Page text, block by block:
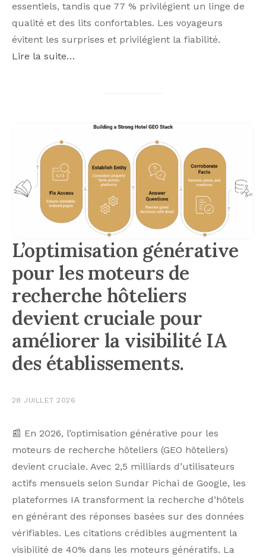
essentiels, tandis que 77 % privilégient un linge de
qualité et des lits confortables. Les voyageurs
évitent les surprises et privilégient la fiabilité.
Lire la suite…
L’optimisation générative
pour les moteurs de
recherche hôteliers
devient cruciale pour
améliorer la visibilité IA
des établissements.
28 JUILLET 2026
📰 En 2026, l’optimisation générative pour les
moteurs de recherche hôteliers (GEO hôteliers)
devient cruciale. Avec 2,5 milliards d’utilisateurs
actifs mensuels selon Sundar Pichai de Google, les
plateformes IA transforment la recherche d’hôtels
en générant des réponses basées sur des données
vérifiables. Les citations crédibles augmentent la
visibilité de 40% dans les moteurs génératifs. La